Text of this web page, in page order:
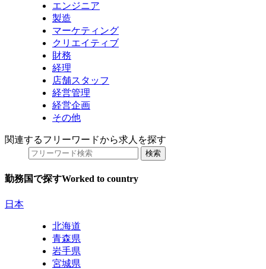
エンジニア
製造
マーケティング
クリエイティブ
財務
経理
店舗スタッフ
経営管理
経営企画
その他
関連するフリーワードから求人を探す
勤務国で探すWorked to country
日本
北海道
青森県
岩手県
宮城県